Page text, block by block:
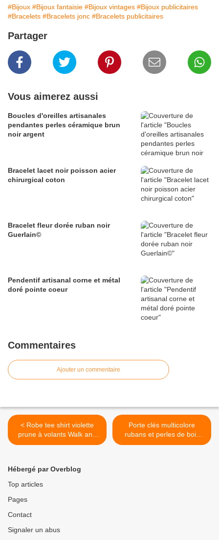
#Bijoux #Bijoux fantaisie #Bijoux vintages #Bijoux publicitaires
#Bracelets #Bracelets jonc #Bracelets publicitaires
Partager
Vous aimerez aussi
Boucles d'oreilles artisanales
pendantes perles céramique brun
noir argent
Bracelet lacet noir poisson acier
chirurgical coton
Bracelet fleur dorée ruban noir
Guerlain©
Pendentif artisanal corne et métal
doré pointe coeur
Commentaires
Ajouter un commentaire
< Robe tee shirt violette
prune à volants Walk and
Talk© T.S
Porte clés multicolore
rubans et perles de bois
ancien >
Hébergé par Overblog
Top articles
Pages
Contact
Signaler un abus